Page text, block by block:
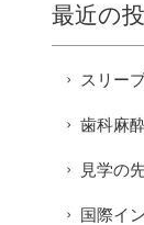
最近の
スリー
歯科麻
見学の
国際イ